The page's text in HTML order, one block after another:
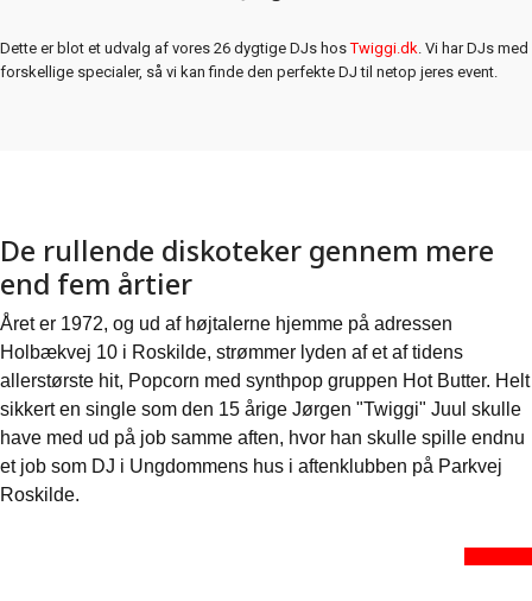
Dette er blot et udvalg af vores 26 dygtige DJs hosTwiggi.dk. Vi har DJs med
forskellige specialer, så vi kan finde den perfekte DJ til netop jeres event.
De rullende diskoteker gennem mere
end fem årtier
Året er 1972, og ud af højtalerne hjemme på adressen
Holbækvej 10 i Roskilde, strømmer lyden af et af tidens
allerstørste hit, Popcorn med synthpop gruppen Hot Butter. Helt
sikkert en single som den 15 årige Jørgen "Twiggi" Juul skulle
have med ud på job samme aften, hvor han skulle spille endnu
et job som DJ i Ungdommens hus i aftenklubben på Parkvej
Roskilde.